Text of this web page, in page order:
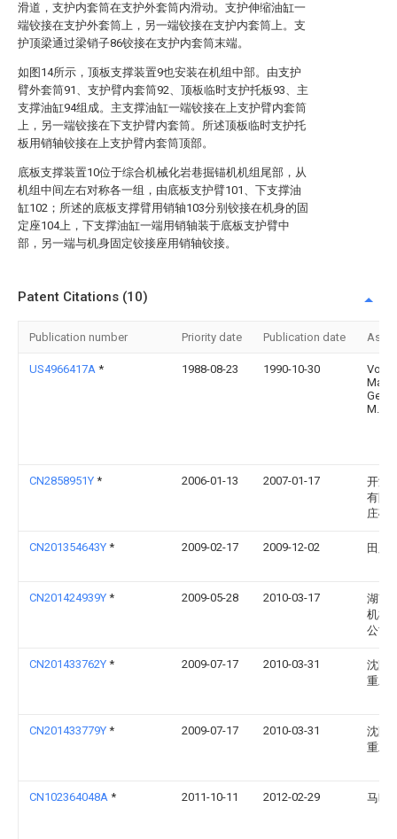
滑道，支护内套筒在支护外套筒内滑动。支护伸缩油缸一
端铰接在支护外套筒上，另一端铰接在支护内套筒上。支
护顶梁通过梁销子86铰接在支护内套筒末端。
如图14所示，顶板支撑装置9也安装在机组中部。由支护
臂外套筒91、支护臂内套筒92、顶板临时支护托板93、主
支撑油缸94组成。主支撑油缸一端铰接在上支护臂内套筒
上，另一端铰接在下支护臂内套筒。所述顶板临时支护托
板用销轴铰接在上支护臂内套筒顶部。
底板支撑装置10位于综合机械化岩巷掘锚机机组尾部，从
机组中间左右对称各一组，由底板支护臂101、下支撑油
缸102；所述的底板支撑臂用销轴103分别铰接在机身的固
定座104上，下支撑油缸一端用销轴装于底板支护臂中
部，另一端与机身固定铰接座用销轴铰接。
Patent Citations (10)
Publication number Priority date Publication date
US4966417A * 1988-08-23 1990-10-30
CN2858951Y * 2006-01-13 2007-01-17
开滦
有限
庄矿
CN201354643Y * 2009-02-17 2009-12-02 田胜
CN201424939Y * 2009-05-28 2010-03-17
湖南
机械
公司
CN201433762Y * 2009-07-17 2010-03-31
沈阳
重工
CN201433779Y * 2009-07-17 2010-03-31
沈阳
重工
CN102364048A * 2011-10-11 2012-02-29 马晓